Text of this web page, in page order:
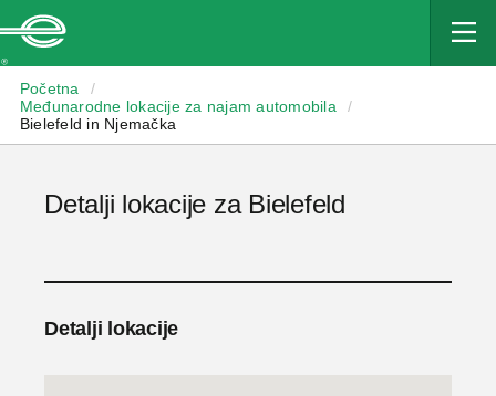
Početna
/
Međunarodne lokacije za najam automobila
/
Bielefeld in Njemačka
Detalji lokacije za Bielefeld
Detalji lokacije